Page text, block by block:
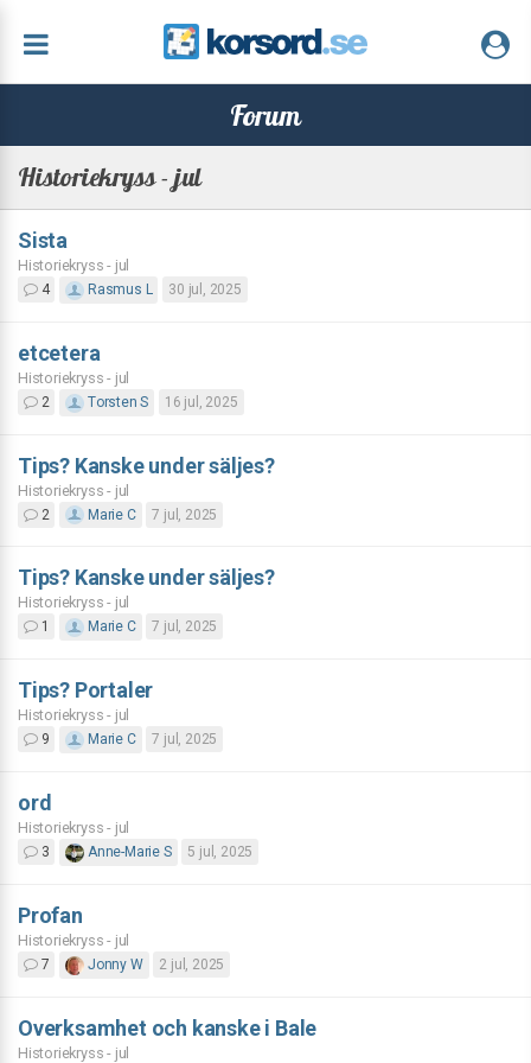
Forum
Historiekryss - jul
Sista
Historiekryss - jul
4 Rasmus L 30 jul, 2025
etcetera
Historiekryss - jul
2 Torsten S 16 jul, 2025
Tips? Kanske under säljes?
Historiekryss - jul
2 Marie C 7 jul, 2025
Tips? Kanske under säljes?
Historiekryss - jul
1 Marie C 7 jul, 2025
Tips? Portaler
Historiekryss - jul
9 Marie C 7 jul, 2025
ord
Historiekryss - jul
3 Anne-Marie S 5 jul, 2025
Profan
Historiekryss - jul
7 Jonny W 2 jul, 2025
Overksamhet och kanske i Bale
Historiekryss - jul